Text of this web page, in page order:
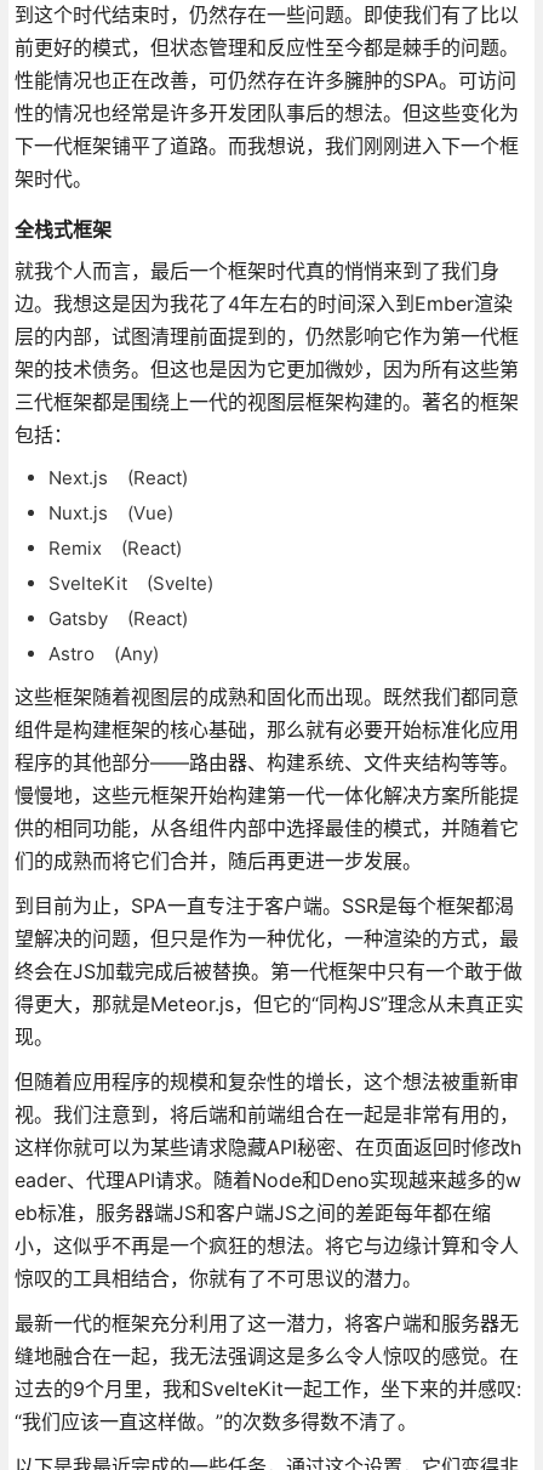
到这个时代结束时，仍然存在一些问题。即使我们有了比以
前更好的模式，但状态管理和反应性至今都是棘手的问题。
性能情况也正在改善，可仍然存在许多臃肿的SPA。可访问
性的情况也经常是许多开发团队事后的想法。但这些变化为
下一代框架铺平了道路。而我想说，我们刚刚进入下一个框
架时代。
全栈式框架
就我个人而言，最后一个框架时代真的悄悄来到了我们身
边。我想这是因为我花了4年左右的时间深入到Ember渲染
层的内部，试图清理前面提到的，仍然影响它作为第一代框
架的技术债务。但这也是因为它更加微妙，因为所有这些第
三代框架都是围绕上一代的视图层框架构建的。著名的框架
包括：
Next.js (React)
Nuxt.js (Vue)
Remix (React)
SvelteKit (Svelte)
Gatsby (React)
Astro (Any)
这些框架随着视图层的成熟和固化而出现。既然我们都同意
组件是构建框架的核心基础，那么就有必要开始标准化应用
程序的其他部分——路由器、构建系统、文件夹结构等等。
慢慢地，这些元框架开始构建第一代一体化解决方案所能提
供的相同功能，从各组件内部中选择最佳的模式，并随着它
们的成熟而将它们合并，随后再更进一步发展。
到目前为止，SPA一直专注于客户端。SSR是每个框架都渴
望解决的问题，但只是作为一种优化，一种渲染的方式，最
终会在JS加载完成后被替换。第一代框架中只有一个敢于做
得更大，那就是Meteor.js，但它的“同构JS”理念从未真正实
现。
但随着应用程序的规模和复杂性的增长，这个想法被重新审
视。我们注意到，将后端和前端组合在一起是非常有用的，
这样你就可以为某些请求隐藏API秘密、在页面返回时修改h
eader、代理API请求。随着Node和Deno实现越来越多的w
eb标准，服务器端JS和客户端JS之间的差距每年都在缩
小，这似乎不再是一个疯狂的想法。将它与边缘计算和令人
惊叹的工具相结合，你就有了不可思议的潜力。
最新一代的框架充分利用了这一潜力，将客户端和服务器无
缝地融合在一起，我无法强调这是多么令人惊叹的感觉。在
过去的9个月里，我和SvelteKit一起工作，坐下来的并感叹:
“我们应该一直这样做。”的次数多得数不清了。